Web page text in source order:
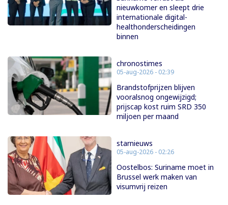
nieuwkomer en sleept drie
internationale digital-
healthonderscheidingen
binnen
chronostimes
05-aug-2026 - 02:39
Brandstofprijzen blijven
vooralsnog ongewijzigd;
prijscap kost ruim SRD 350
miljoen per maand
starnieuws
05-aug-2026 - 02:26
Oostelbos: Suriname moet in
Brussel werk maken van
visumvrij reizen